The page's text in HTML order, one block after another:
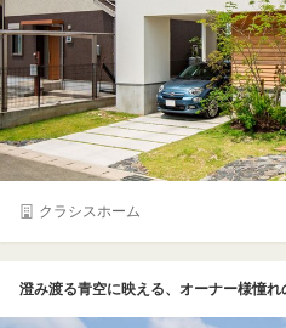
クラシスホーム